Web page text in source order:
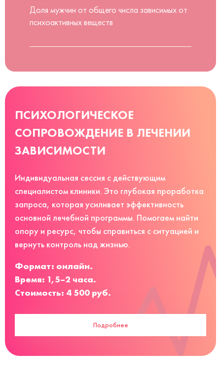
Доля мужчин от общего числа зависимых от
психоактивных веществ
ПСИХОЛОГИЧЕСКОЕ
СОПРОВОЖДЕНИЕ В ЛЕЧЕНИИ
ЗАВИСИМОСТИ
Индивидуальная сессия с действующим
специалистом клиники. Это глубокая проработка
запроса, которая усиливает эффективность
основной лечебной программы. Помогаем найти
опору и ресурс, чтобы справиться с ситуацией и
вернуть контроль над жизнью.
Формат: онлайн.
Время: 1,5–2 часа.
Стоимость: 4 500 руб.
Подробнее